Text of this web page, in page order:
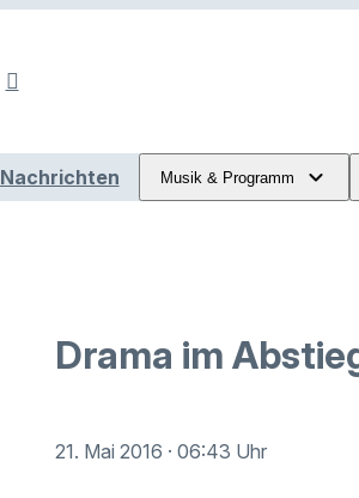
Nachrichten Musik & Programm
Drama im
21. Mai 2016 · 06:43 Uhr